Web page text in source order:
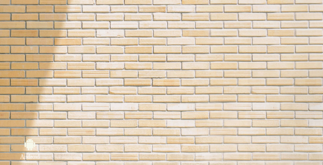
Android